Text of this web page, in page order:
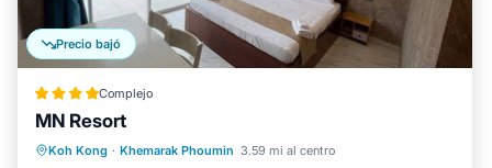
Precio bajó
Complejo
MN Resort
Koh Kong · Khemarak Phoumin 3.59 mi al centro
Aparcamiento Piscina
Spa